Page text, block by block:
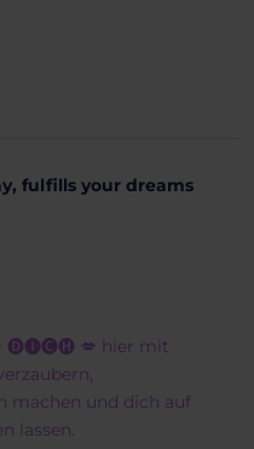
fulfills your dreams
🅓🅘🅒🅗 💋 hier mit
und dich auf
lassen.